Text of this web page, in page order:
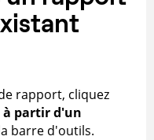
rapport, cliquez
à partir d'un
barre d'outils.